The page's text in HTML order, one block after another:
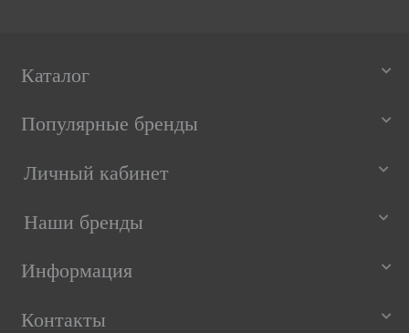
Каталог
Популярные бренды
Личный кабинет
Наши бренды
Информация
Контакты